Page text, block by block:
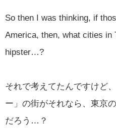
So then I was thinking, if
America, then, what cities in
hipster…?
それで考えてたんですけど
ー」の街がそれなら、東京
だろう…？